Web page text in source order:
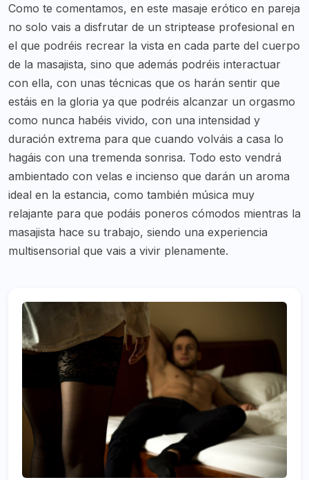
Como te comentamos, en este masaje erótico en pareja
no solo vais a disfrutar de un striptease profesional en
el que podréis recrear la vista en cada parte del cuerpo
de la masajista, sino que además podréis interactuar
con ella, con unas técnicas que os harán sentir que
estáis en la gloria ya que podréis alcanzar un orgasmo
como nunca habéis vivido, con una intensidad y
duración extrema para que cuando volváis a casa lo
hagáis con una tremenda sonrisa. Todo esto vendrá
ambientado con velas e incienso que darán un aroma
ideal en la estancia, como también música muy
relajante para que podáis poneros cómodos mientras la
masajista hace su trabajo, siendo una experiencia
multisensorial que vais a vivir plenamente.